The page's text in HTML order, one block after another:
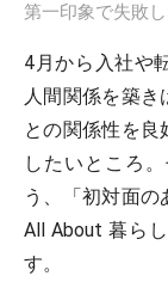
第一印象で失敗
4月から入社や
人間関係を築き
との関係性を
したいところ
う、「初対面
All About 暮ら
す。